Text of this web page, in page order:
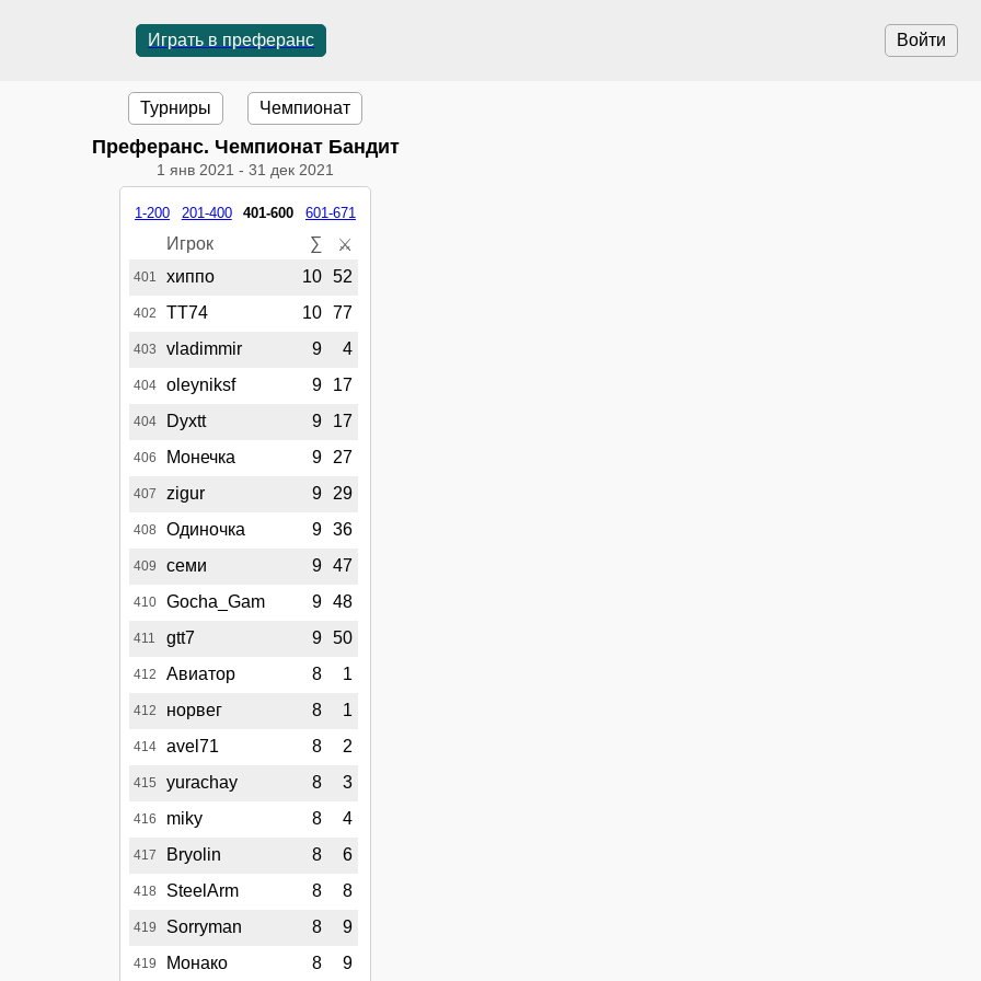
Войти
Играть в преферанс
Турниры Чемпионат
Преферанс. Чемпионат Бандит
1 янв 2021 - 31 дек 2021
1-200 201-400 401-600 601-671
Игрок ∑ ⚔
401 хиппо 10 52
402 TT74 10 77
403 vladimmir 9 4
404 oleyniksf 9 17
404 Dyxtt 9 17
406 Монечка 9 27
407 zigur 9 29
408 Одиночка 9 36
409 семи 9 47
410 Gocha_Gam 9 48
411 gtt7 9 50
412 Авиатор 8 1
412 норвег 8 1
414 avel71 8 2
415 yurachay 8 3
416 miky 8 4
417 Bryolin 8 6
418 SteelArm 8 8
419 Sorryman 8 9
419 Монако 8 9